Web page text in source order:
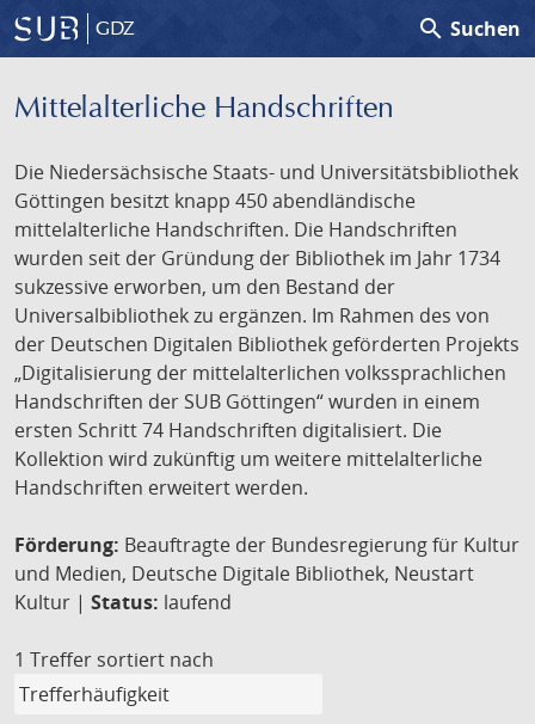
GDZ search Suchen
Mittelalterliche Handschriften
Die Niedersächsische Staats- und Universitätsbibliothek
Göttingen besitzt knapp 450 abendländische
mittelalterliche Handschriften. Die Handschriften
wurden seit der Gründung der Bibliothek im Jahr 1734
sukzessive erworben, um den Bestand der
Universalbibliothek zu ergänzen. Im Rahmen des von
der Deutschen Digitalen Bibliothek geförderten Projekts
„Digitalisierung der mittelalterlichen volkssprachlichen
Handschriften der SUB Göttingen“ wurden in einem
ersten Schritt 74 Handschriften digitalisiert. Die
Kollektion wird zukünftig um weitere mittelalterliche
Handschriften erweitert werden.
Förderung: Beauftragte der Bundesregierung für Kultur
und Medien, Deutsche Digitale Bibliothek, Neustart
Kultur | Status: laufend
1 Treffer sortiert nach